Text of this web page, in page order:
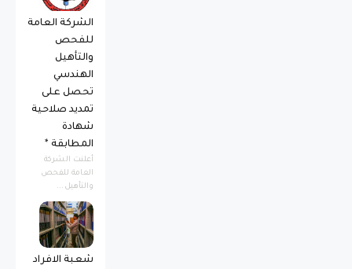
الشركة العامة
للفحص
والتأهيل
الهندسي
تحصل على
تمديد صلاحية
شهادة
المطابقة *
أعلنت الشركة
العامة للفحص
والتأهيل...
شعبة الافراد